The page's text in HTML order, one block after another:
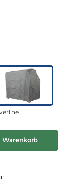
die
Warenkorb